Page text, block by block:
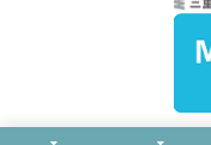
Notes for
サイトマップ